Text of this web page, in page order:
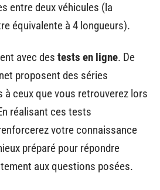
entre deux véhicules (la
équivalente à 4 longueurs).
avec des tests en ligne. De
proposent des séries
à ceux que vous retrouverez lors
réalisant ces tests
votre connaissance
préparé pour répondre
aux questions posées.